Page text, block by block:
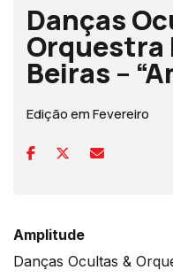
Danças
Orquestra
Beiras –
Edição em Fevereiro
Amplitude
Danças Ocultas &